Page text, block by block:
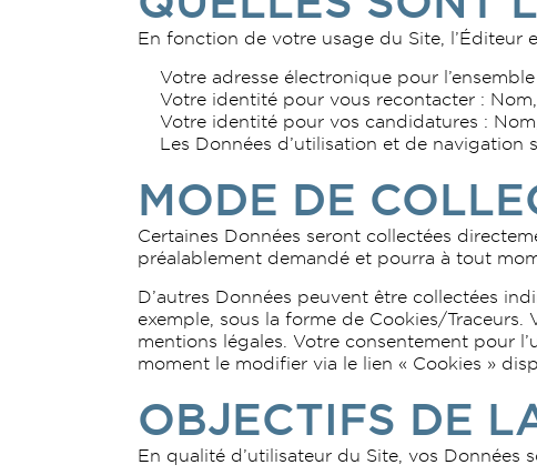
En fonction de votre usage du Site, l’Éditeur
Votre adresse électronique pour
Votre identité pour vous recontacter :
Votre identité pour vos candidatures :
Les Données d’utilisation et de navigation
MODE DE
Certaines Données seront collectées
préalablement demandé et pourra à tout
D’autres Données peuvent être collectées
exemple, sous la forme de Cookies/
mentions légales. Votre consentement pour
moment le modifier via le lien « Cookies »
OBJECTIFS DE
En qualité d’utilisateur du Site, vos Données